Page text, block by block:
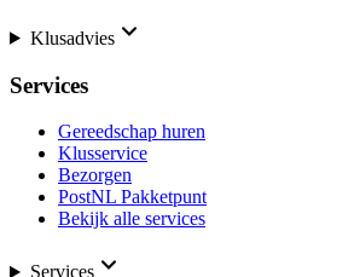
Klusadvies
Services
Gereedschap huren
Klusservice
Bezorgen
PostNL Pakketpunt
Bekijk alle services
Services